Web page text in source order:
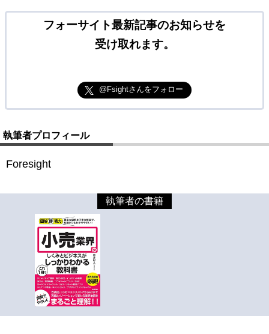
フォーサイト最新記事のお知らせを
受け取れます。
@Fsightさんをフォロー
執筆者プロフィール
Foresight
執筆者の書籍